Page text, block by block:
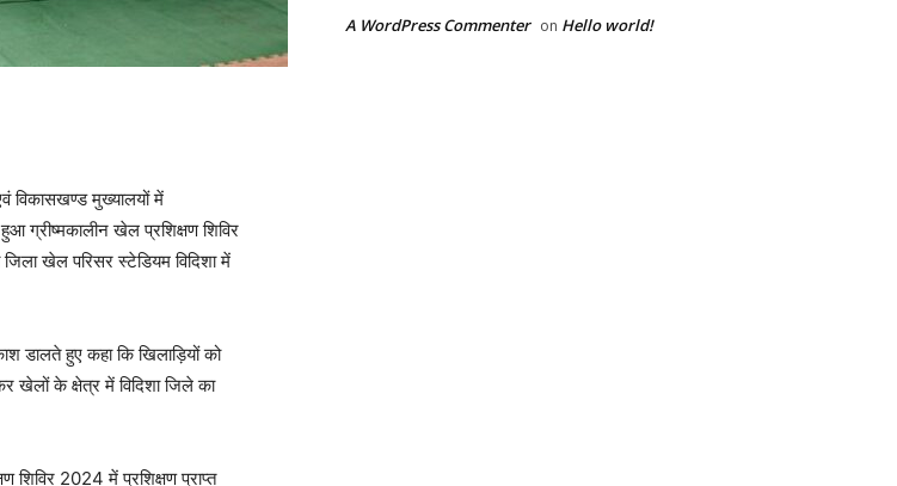
विकासखण्ड मुख्यालयों में
ग्रीष्मकालीन खेल प्रशिक्षण शिविर
खेल परिसर स्टेडियम विदिशा में
डालते हुए कहा कि खिलाड़ियों को
खेलों के क्षेत्र में विदिशा जिले का
2024 में प्रशिक्षण प्राप्त
A WordPress Commenter on Hello world!